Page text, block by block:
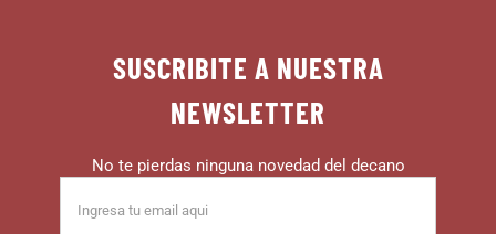
SUSCRIBITE A NUESTRA
NEWSLETTER
No te pierdas ninguna novedad del decano